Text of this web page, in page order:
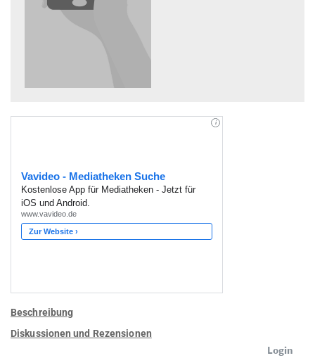
Beschreibung
Diskussionen und Rezensionen
Login